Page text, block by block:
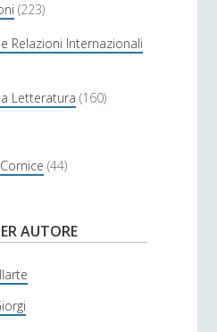
(223)
Relazioni Internazionali
Letteratura (160)
(44)
AUTORE